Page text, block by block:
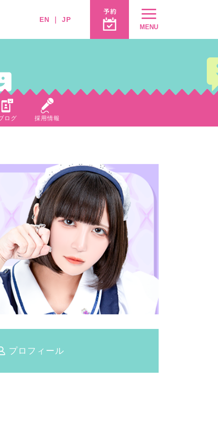
EN ｜ JP
MENU
ログ 採用情報
プロフィール